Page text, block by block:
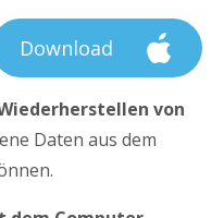
Download
von
Daten aus dem